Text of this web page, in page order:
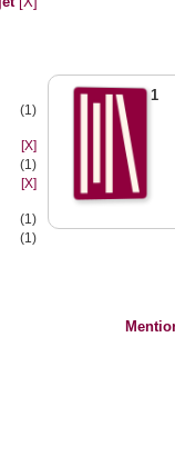
(1)
[X]
(1)
[X]
(1)
(1)
1